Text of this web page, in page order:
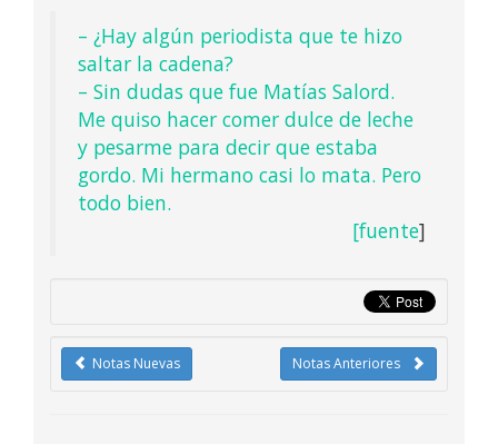
– ¿Hay algún periodista que te hizo
saltar la cadena?
– Sin dudas que fue Matías Salord.
Me quiso hacer comer dulce de leche
y pesarme para decir que estaba
gordo. Mi hermano casi lo mata. Pero
todo bien.
[fuente]
Notas Anteriores
Notas Nuevas